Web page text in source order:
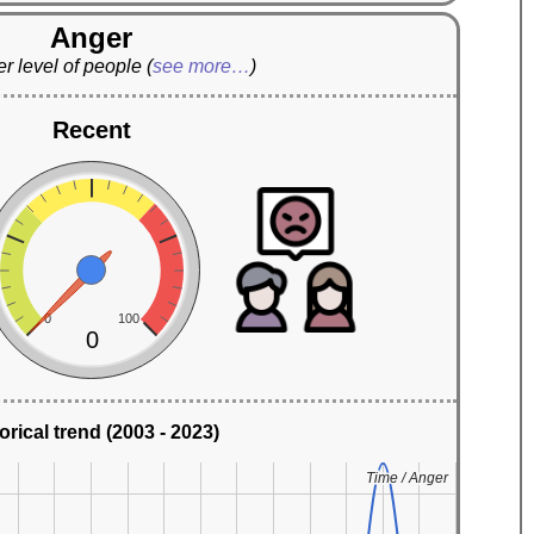
Anger
level of people(see more…)
Recent
0 100
0
trend (2003 - 2023)
Time / Anger
Time / Anger